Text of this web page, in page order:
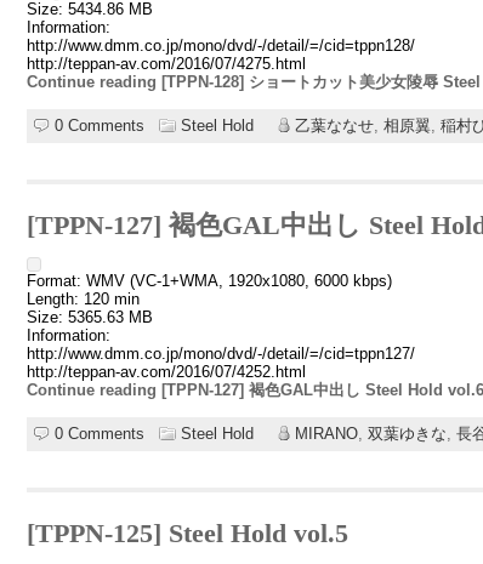
Size: 5434.86 MB
Information:
http://www.dmm.co.jp/mono/dvd/-/detail/=/cid=tppn128/
http://teppan-av.com/2016/07/4275.html
Continue reading [TPPN-128] ショートカット美少女陵辱
0 Comments Steel Hold 乙葉ななせ, 相原翼 稲村
[TPPN-127] 褐色GAL中出し Steel
Format: WMV (VC-1+WMA, 1920x1080, 6000 kbps)
Length: 120 min
Size: 5365.63 MB
Information:
http://www.dmm.co.jp/mono/dvd/-/detail/=/cid=tppn127/
http://teppan-av.com/2016/07/4252.html
Continue reading [TPPN-127] 褐色GAL中出し Steel Hold
0 Comments Steel Hold MIRANO, 双葉ゆきな, 長
[TPPN-125] Steel Hold vol.5